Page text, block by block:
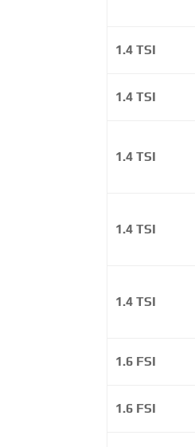
1.4 TSI
1.4 TSI
1.4 TSI
1.4 TSI
1.4 TSI
1.6 FSI
1.6 FSI